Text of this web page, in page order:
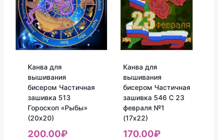
Канва для
вышивания
бисером Частичная
зашивка 513
Гороскоп «Рыбы»
(20х20)
200.00₽
Канва для
вышивания
бисером Частичная
зашивка 546 С 23
февраля №1
(17х22)
170.00₽